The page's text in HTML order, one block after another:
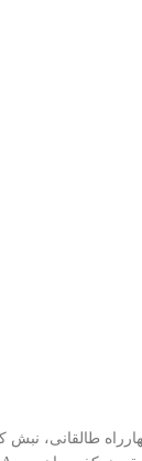
طالقانی، نبش